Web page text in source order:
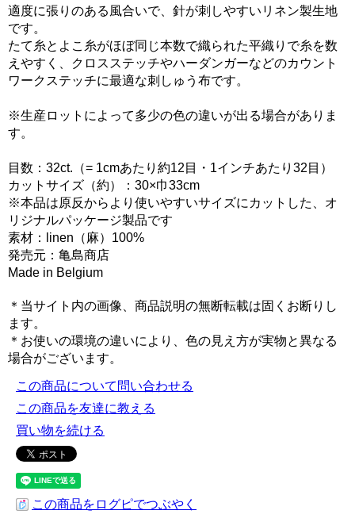
適度に張りのある風合いで、針が刺しやすいリネン製生地
です。
たて糸とよこ糸がほぼ同じ本数で織られた平織りで糸を数
えやすく、クロスステッチやハーダンガーなどのカウント
ワークステッチに最適な刺しゅう布です。
※生産ロットによって多少の色の違いが出る場合がありま
す。
目数：32ct.（= 1cmあたり約12目・1インチあたり32目）
カットサイズ（約）：30×巾33cm
※本品は原反からより使いやすいサイズにカットした、オ
リジナルパッケージ製品です
素材：linen（麻）100%
発売元：亀島商店
Made in Belgium
＊当サイト内の画像、商品説明の無断転載は固くお断りし
ます。
＊お使いの環境の違いにより、色の見え方が実物と異なる
場合がございます。
この商品について問い合わせる
この商品を友達に教える
買い物を続ける
この商品をログピでつぶやく